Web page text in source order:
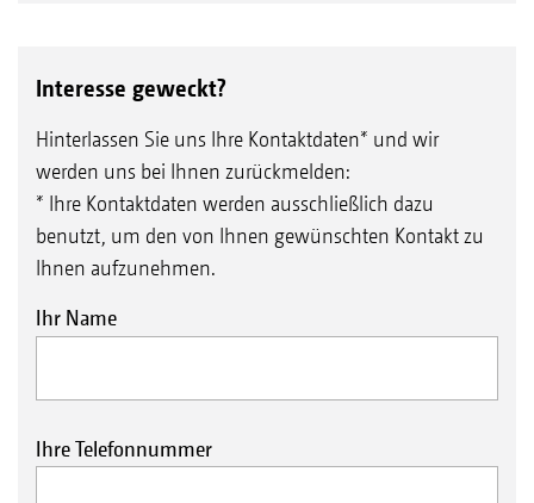
Interesse geweckt?
Hinterlassen Sie uns Ihre Kontaktdaten* und wir
werden uns bei Ihnen zurückmelden:
* Ihre Kontaktdaten werden ausschließlich dazu
benutzt, um den von Ihnen gewünschten Kontakt zu
Ihnen aufzunehmen.
Ihr Name
Ihre Telefonnummer